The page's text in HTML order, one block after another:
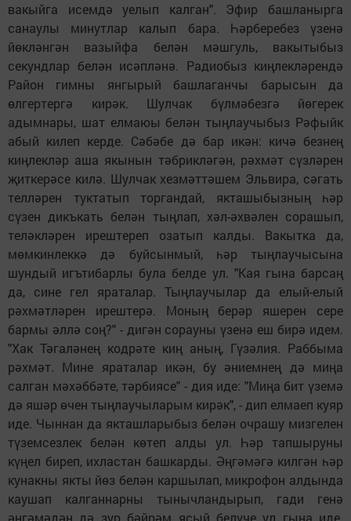
вакыйга исемдә уелып калган". Эфир башланырга
санаулы минутлар калып бара. Һәрберебез үзенә
йөкләнгән вазыйфа белән мәшгуль, вакытыбыз
секундлар белән исәпләнә. Радиобыз киңлекләрендә
Район гимны янгырый башлаганчы барысын да
өлгертергә кирәк. Шулчак бүлмәбезгә йөгерек
адымнары, шат елмаюы белән тыңлаучыбыз Рәфыйк
абый килеп керде. Сәбәбе дә бар икән: кичә безнең
киңлекләр аша якынын тәбрикләгән, рәхмәт сүзләрен
җиткерәсе килә. Шулчак хезмәттәшем Эльвира, сәгать
телләрен туктатып торгандай, якташыбызның һәр
сүзен дикъкать белән тыңлап, хәл-әхвәлен сорашып,
теләкләрен ирештереп озатып калды. Вакытка да,
мөмкинлеккә дә буйсынмый, һәр тыңлаучысына
шундый игътибарлы була белде ул. "Кая гына барсаң
да, сине гел яраталар. Тыңлаучылар да елый-елый
рәхмәтләрен ирештерә. Моның берәр яшерен сере
бармы әллә соң?" - дигән сорауны үзенә еш бирә идем.
"Хак Тәгаләнең кодрәте киң аның, Гүзәлия. Раббыма
рәхмәт. Мине яраталар икән, бу әниемнең дә миңа
салган мәхәббәте, тәрбиясе" - дия иде: "Миңа бит үземә
дә яшәр өчен тыңлаучыларым кирәк", - дип елмаеп куяр
иде. Чыннан да якташларыбыз белән очрашу мизгелен
түземсезлек белән көтеп алды ул. Һәр тапшыруны
күңел биреп, ихластан башкарды. Әңгәмәгә килгән һәр
кунакны якты йөз белән каршылап, микрофон алдында
каушап калганнарны тынычландырып, гади генә
әңгәмәдән дә зур бәйрәм ясый белүче ул гына иде.